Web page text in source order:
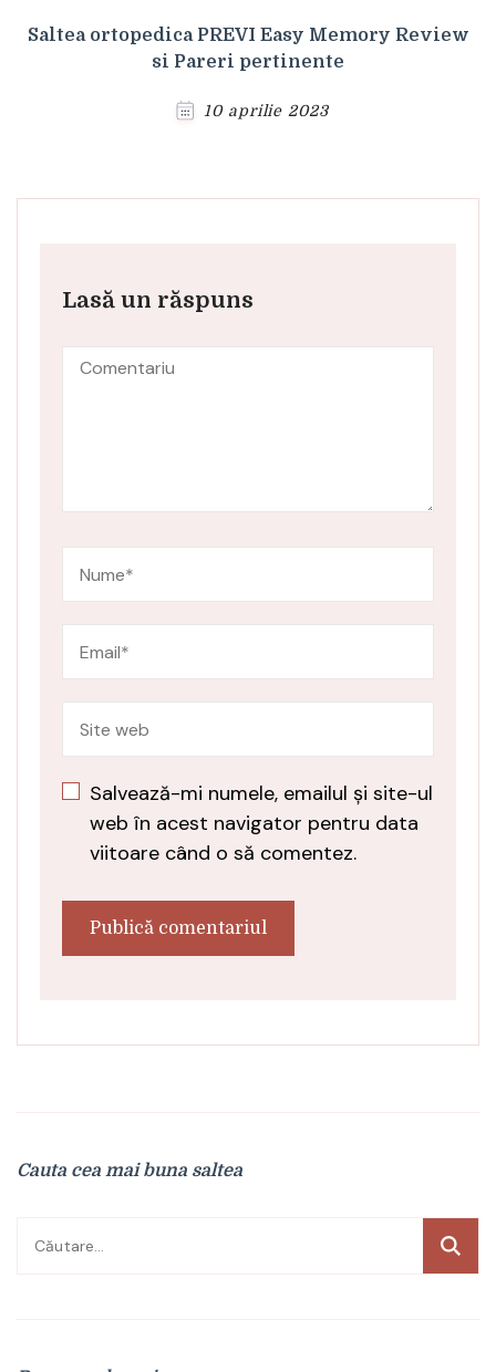
Saltea ortopedica PREVI Easy Memory Review
si Pareri pertinente
10 aprilie 2023
Lasă un răspuns
Salvează-mi numele, emailul și site-ul
web în acest navigator pentru data
viitoare când o să comentez.
Cauta cea mai buna saltea
Caută